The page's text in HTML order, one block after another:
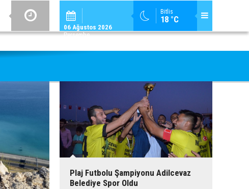
Bitlis
18 °C
06 Ağustos 2026
Perşembe
ADİLCEVAZ /
ADILCEVAZ ESKI KAYMAKAMLARINDAN MUSTAFA ÇIFTÇI İÇIŞLERI BAKANI
Plaj Futbolu Şampiyonu Adilcevaz
Belediye Spor Oldu